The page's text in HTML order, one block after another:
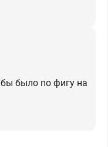
было по фигу на